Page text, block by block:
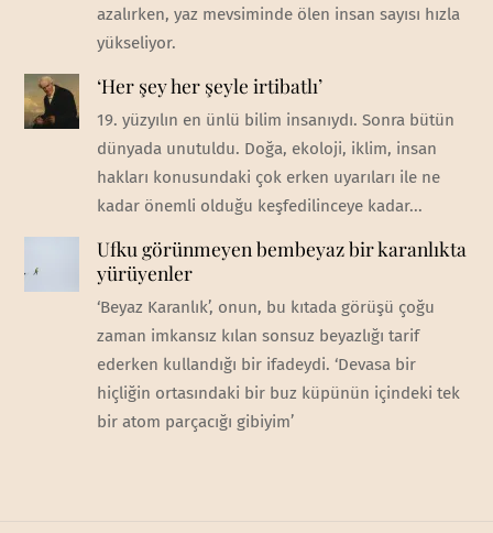
azalırken, yaz mevsiminde ölen insan sayısı hızla
yükseliyor.
‘Her şey her şeyle irtibatlı’
19. yüzyılın en ünlü bilim insanıydı. Sonra bütün
dünyada unutuldu. Doğa, ekoloji, iklim, insan
hakları konusundaki çok erken uyarıları ile ne
kadar önemli olduğu keşfedilinceye kadar...
Ufku görünmeyen bembeyaz bir karanlıkta
yürüyenler
‘Beyaz Karanlık’, onun, bu kıtada görüşü çoğu
zaman imkansız kılan sonsuz beyazlığı tarif
ederken kullandığı bir ifadeydi. ‘Devasa bir
hiçliğin ortasındaki bir buz küpünün içindeki tek
bir atom parçacığı gibiyim’